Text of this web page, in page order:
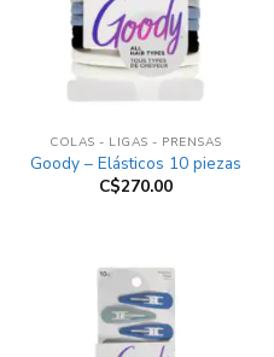
COLAS - LIGAS - PRENSAS
Goody – Elásticos 10 piezas
C$270.00